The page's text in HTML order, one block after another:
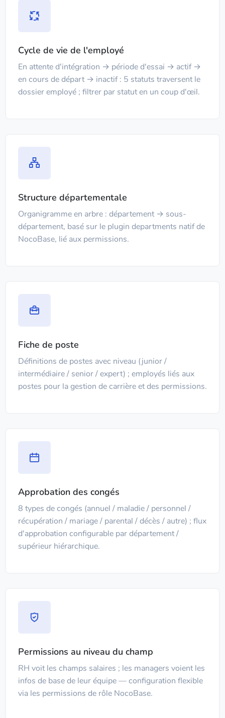
Cycle de vie de l'employé
En attente d'intégration → période d'essai → actif →
en cours de départ → inactif : 5 statuts traversent le
dossier employé ; filtrer par statut en un coup d'œil.
Structure départementale
Organigramme en arbre : département → sous-
département, basé sur le plugin departments natif de
NocoBase, lié aux permissions.
Fiche de poste
Définitions de postes avec niveau (junior /
intermédiaire / senior / expert) ; employés liés aux
postes pour la gestion de carrière et des permissions.
Approbation des congés
8 types de congés (annuel / maladie / personnel /
récupération / mariage / parental / décès / autre) ; flux
d'approbation configurable par département /
supérieur hiérarchique.
Permissions au niveau du champ
RH voit les champs salaires ; les managers voient les
infos de base de leur équipe — configuration flexible
via les permissions de rôle NocoBase.